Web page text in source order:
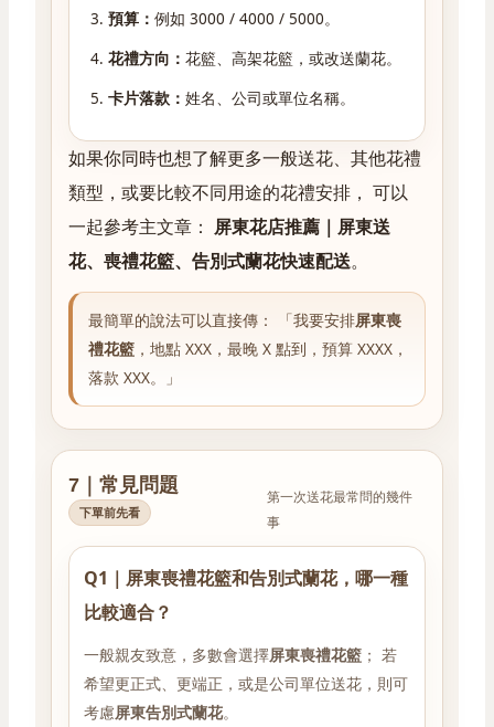
預算：例如 3000 / 4000 / 5000。
花禮方向：花籃、高架花籃，或改送蘭花。
卡片落款：姓名、公司或單位名稱。
如果你同時也想了解更多一般送花、其他花禮
類型，或要比較不同用途的花禮安排， 可以
一起參考主文章： 屏東花店推薦｜屏東送
花、喪禮花籃、告別式蘭花快速配送。
最簡單的說法可以直接傳： 「我要安排屏東喪
禮花籃 ，地點 XXX，最晚 X 點到，預算 XXXX，
落款 XXX。」
7｜常見問題
下單前先看
第一次送花最常問的幾件
事
Q1｜屏東喪禮花籃和告別式蘭花，哪一種
比較適合？
一般親友致意，多數會選擇屏東喪禮花籃 ； 若
希望更正式、更端正，或是公司單位送花，則可
考慮屏東告別式蘭花。